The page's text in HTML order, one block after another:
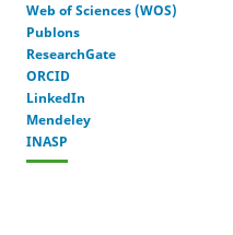
Web of Sciences (WOS)
Publons
ResearchGate
ORCID
LinkedIn
Mendeley
INASP